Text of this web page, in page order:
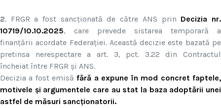
2. FRGR a fost sancționată de către ANS prin Decizia nr.
10719/10.10.2025, care prevede sistarea temporară a
finanțării acordate Federației. Această decizie este bazată pe
pretinsa nerespectare a art. 3, pct. 3.22 din Contractul
încheiat între FRGR și ANS.
Decizia a fost emisăfără a expune în mod concret faptele,
motivele și argumentele care au stat la baza adoptării unei
astfel de măsuri sancționatorii.